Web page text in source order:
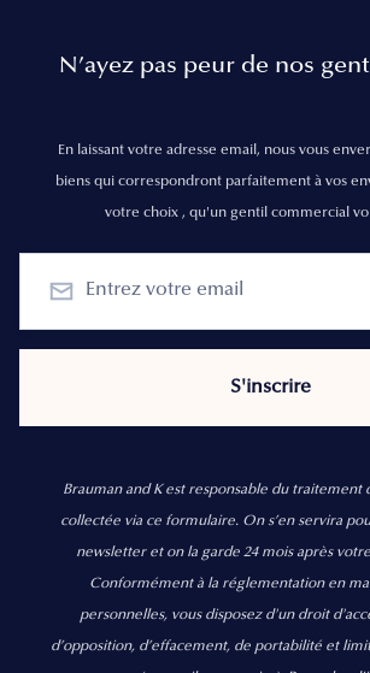
N’ayez pas peur de nos
En laissant votre adresse email, nous vous
biens qui correspondront parfaitement à vos
votre choix , qu'un gentil commercial
Brauman and K est responsable du traitement
collectée via ce formulaire. On s’en servira
newsletter et on la garde 24 mois après
Conformément à la réglementation en
personnelles, vous disposez d'un droit
d’opposition, d’effacement, de portabilité et